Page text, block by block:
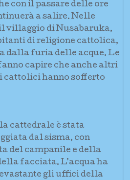
con il passare delle ore
a salire. Nelle
villaggio di Nusabaruka,
di religione cattolica,
dalla furia delle acque. Le
capire che anche altri
hanno sofferto
cattedrale è stata
dal sisma, con
del campanile e della
facciata. L’acqua ha
gli uffici della